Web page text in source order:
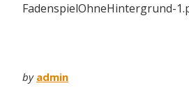
FadenspielOhneHintergrund-
by admin